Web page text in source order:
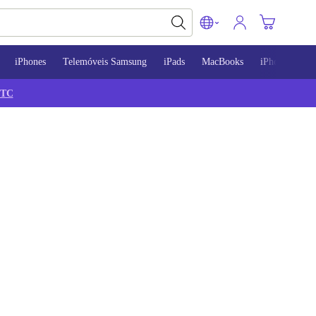
iPhones Telemóveis Samsung iPads MacBooks iPhone 13
TC